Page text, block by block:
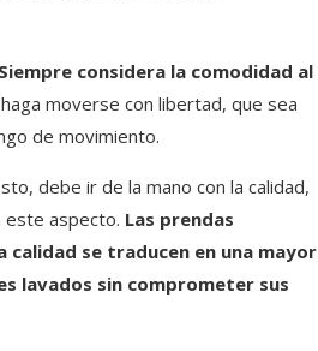
Siempre considera la comodidad al
moverse con libertad, que sea
de movimiento.
debe ir de la mano con la calidad,
aspecto. Las prendas
se traducen en una mayor
lavados sin comprometer sus